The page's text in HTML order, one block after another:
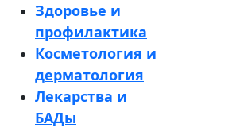
Здоровье и
профилактика
Косметология и
дерматология
Лекарства и
БАДы